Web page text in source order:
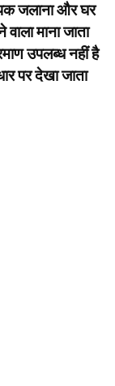
जलाना और घर
माना जाता
उपलब्ध नहीं है
पर देखा जाता